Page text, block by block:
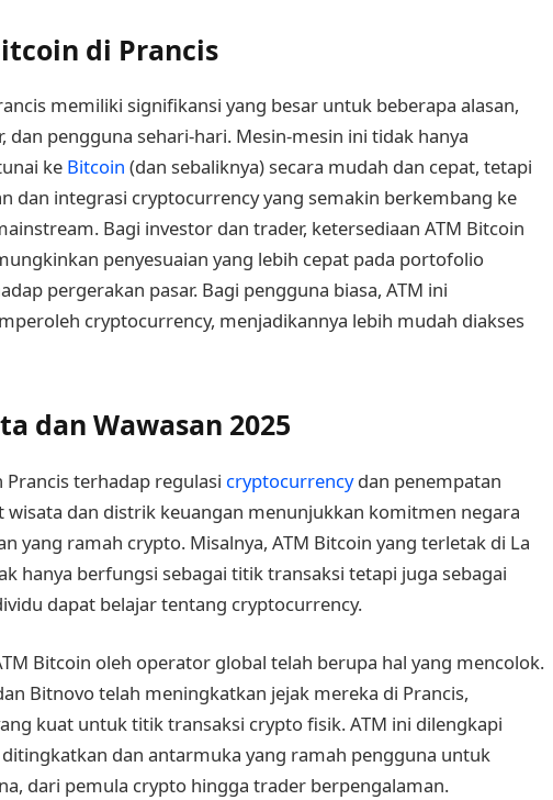
di Prancis
memiliki signifikansi yang besar untuk beberapa alasan,
dan pengguna sehari-hari. Mesin-mesin ini tidak hanya
ke Bitcoin (dan sebaliknya) secara mudah dan cepat, tetapi
dan integrasi cryptocurrency yang semakin berkembang ke
Bagi investor dan trader, ketersediaan ATM Bitcoin
penyesuaian yang lebih cepat pada portofolio
pergerakan pasar. Bagi pengguna biasa, ATM ini
cryptocurrency, menjadikannya lebih mudah diakses
dan Wawasan 2025
Prancis terhadap regulasi cryptocurrencydan penempatan
wisata dan distrik keuangan menunjukkan komitmen negara
yang ramah crypto. Misalnya, ATM Bitcoin yang terletak di La
hanya berfungsi sebagai titik transaksi tetapi juga sebagai
dapat belajar tentang cryptocurrency.
Bitcoin oleh operator global telah berupa hal yang mencolok.
Bitnovo telah meningkatkan jejak mereka di Prancis,
kuat untuk titik transaksi crypto fisik. ATM ini dilengkapi
dan antarmuka yang ramah pengguna untuk
dari pemula crypto hingga trader berpengalaman.